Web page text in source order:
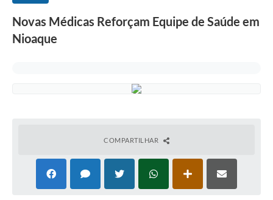
Novas Médicas Reforçam Equipe de Saúde em
Nioaque
COMPARTILHAR